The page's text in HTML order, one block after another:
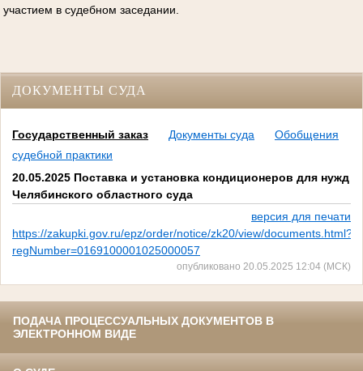
участием в судебном заседании.
ДОКУМЕНТЫ СУДА
Государственный заказ Документы суда
Обобщения
судебной практики
20.05.2025 Поставка и установка кондиционеров для нужд
Челябинского областного суда
версия для печати
https://zakupki.gov.ru/epz/order/notice/zk20/view/documents.html?
regNumber=0169100001025000057
опубликовано 20.05.2025 12:04 (МСК)
ПОДАЧА ПРОЦЕССУАЛЬНЫХ ДОКУМЕНТОВ В
ЭЛЕКТРОННОМ ВИДЕ